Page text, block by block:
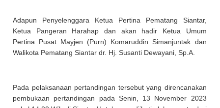
Adapun Penyelenggara Ketua Pertina Pematang Siantar,
Ketua Pangeran Harahap dan akan hadir Ketua Umum
Pertina Pusat Mayjen (Purn) Komaruddin Simanjuntak dan
Walikota Pematang Siantar dr. Hj. Susanti Dewayani, Sp.A.
Pada pelaksanaan pertandingan tersebut yang direncanakan
pembukaan pertandingan pada Senin, 13 November 2023